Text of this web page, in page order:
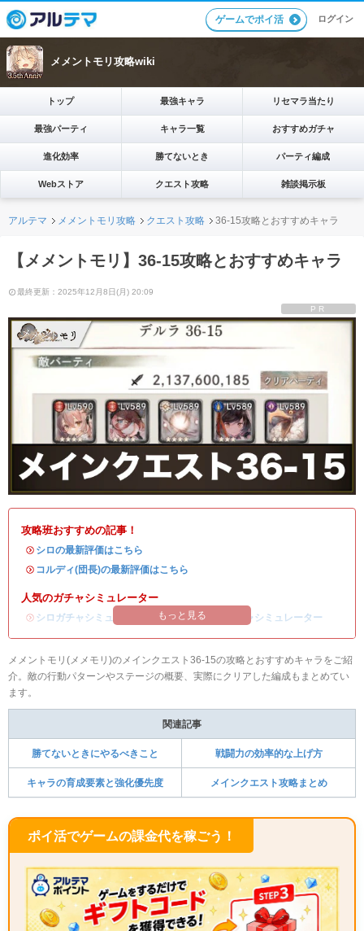
ゲームでポイ活 ログイン
メメントモリ攻略wiki
トップ 最強キャラ リセマラ当たり
最強パーティ キャラ一覧 おすすめガチャ
進化効率 勝てないとき パーティ編成
Webストア クエスト攻略 雑談掲示板
アルテマ メメントモリ攻略 クエスト攻略 36-15攻略とおすすめキャラ
【メメントモリ】36-15攻略とおすすめキャラ
最終更新：2025年12月8日(月) 20:09
PR
攻略班おすすめの記事！
・ シロの最新評価はこちら
・ コルディ(団長)の最新評価はこちら
人気のガチャシミュレーター
・ シロガチャシミュレーター /コルディ(団長)ガチャシミュレーター
もっと見る
メメントモリ(メメモリ)のメインクエスト36-15の攻略とおすすめキャラをご紹
介。敵の行動パターンやステージの概要、実際にクリアした編成もまとめてい
ます。
関連記事
勝てないときにやるべきこと 戦闘力の効率的な上げ方
キャラの育成要素と強化優先度 メインクエスト攻略まとめ
ポイ活でゲームの課金代を稼ごう！